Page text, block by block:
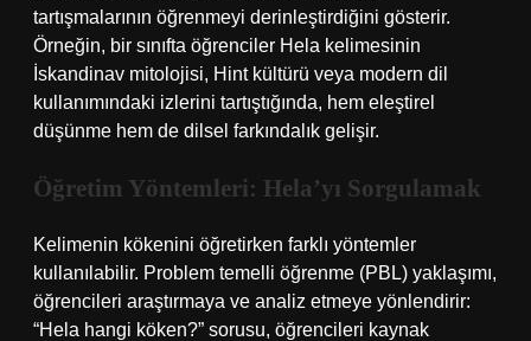
tartışmalarının öğrenmeyi derinleştirdiğini gösterir.
Örneğin, bir sınıfta öğrenciler Hela kelimesinin
İskandinav mitolojisi, Hint kültürü veya modern dil
kullanımındaki izlerini tartıştığında, hem eleştirel
düşünme hem de dilsel farkındalık gelişir.
Öğretim Yöntemleri: Hela’yı Sorgulamak
Kelimenin kökenini öğretirken farklı yöntemler
kullanılabilir. Problem temelli öğrenme (PBL) yaklaşımı,
öğrencileri araştırmaya ve analiz etmeye yönlendirir:
“Hela hangi köken?” sorusu, öğrencileri kaynak